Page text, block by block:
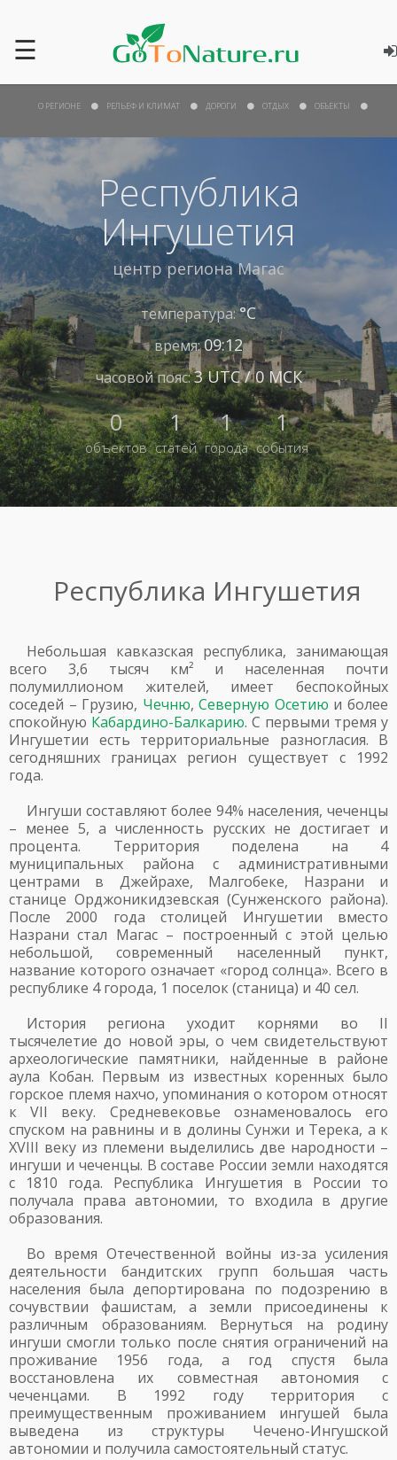
☰
Республика
Ингушетия
центр регионаМагас
температура:°С
время:09:12
часовой пояс:3 UTC / 0 МСК
0
объектов
1
статей
1
города
1
события
О РЕГИОНЕ РЕЛЬЕФ И КЛИМАТ ДОРОГИ ОТДЫХ ОБЪЕКТЫ
Республика Ингушетия
Небольшая кавказская республика, занимающая
всего 3,6 тысяч км² и населенная почти
полумиллионом жителей, имеет беспокойных
соседей – Грузию, Чечню,Северную Осетию и более
спокойную Кабардино-Балкарию. С первыми тремя у
Ингушетии есть территориальные разногласия. В
сегодняшних границах регион существует с 1992
года.
Ингуши составляют более 94% населения, чеченцы
– менее 5, а численность русских не достигает и
процента. Территория поделена на 4
муниципальных района с административными
центрами в Джейрахе, Малгобеке, Назрани и
станице Орджоникидзевская (Сунженского района).
После 2000 года столицей Ингушетии вместо
Назрани стал Магас – построенный с этой целью
небольшой, современный населенный пункт,
название которого означает «город солнца». Всего в
республике 4 города, 1 поселок (станица) и 40 сел.
История региона уходит корнями во II
тысячелетие до новой эры, о чем свидетельствуют
археологические памятники, найденные в районе
аула Кобан. Первым из известных коренных было
горское племя нахчо, упоминания о котором относят
к VII веку. Средневековье ознаменовалось его
спуском на равнины и в долины Сунжи и Терека, а к
XVIII веку из племени выделились две народности –
ингуши и чеченцы. В составе России земли находятся
с 1810 года. Республика Ингушетия в России то
получала права автономии, то входила в другие
образования.
Во время Отечественной войны из-за усиления
деятельности бандитских групп большая часть
населения была депортирована по подозрению в
сочувствии фашистам, а земли присоединены к
различным образованиям. Вернуться на родину
ингуши смогли только после снятия ограничений на
проживание 1956 года, а год спустя была
восстановлена их совместная автономия с
чеченцами. В 1992 году территория с
преимущественным проживанием ингушей была
выведена из структуры Чечено-Ингушской
автономии и получила самостоятельный статус.